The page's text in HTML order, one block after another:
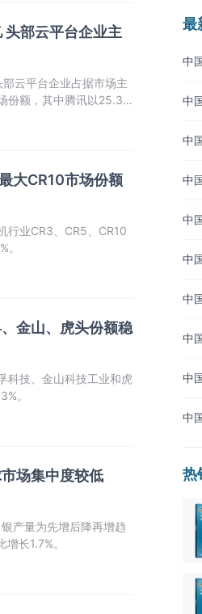
部云平台企业主
云平台企业占据市场主
份额，其中腾讯以25.3%
大CR10市场份额
行业CR3、CR5、CR10
金山、虎头份额稳
科技、金山科技工业和虎
。
场集中度较低
产量为先增后降再增趋
长1.7%。
最
中
中
中
中
中
中
中
中
中
中
热